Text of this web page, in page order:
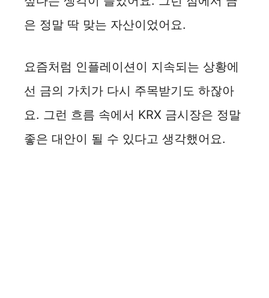
은 정말 딱 맞는 자산이었어요.
요즘처럼 인플레이션이 지속되는 상황에
선 금의 가치가 다시 주목받기도 하잖아
요. 그런 흐름 속에서 KRX 금시장은 정말
좋은 대안이 될 수 있다고 생각했어요.